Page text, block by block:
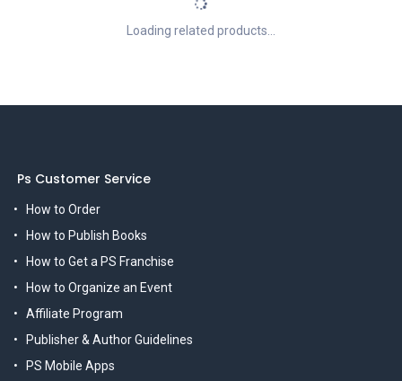
Loading related products...
Ps Customer Service
How to Order
How to Publish Books
How to Get a PS Franchise
How to Organize an Event
Affiliate Program
Publisher & Author Guidelines
PS Mobile Apps